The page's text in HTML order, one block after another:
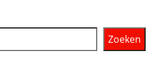
Zoeken